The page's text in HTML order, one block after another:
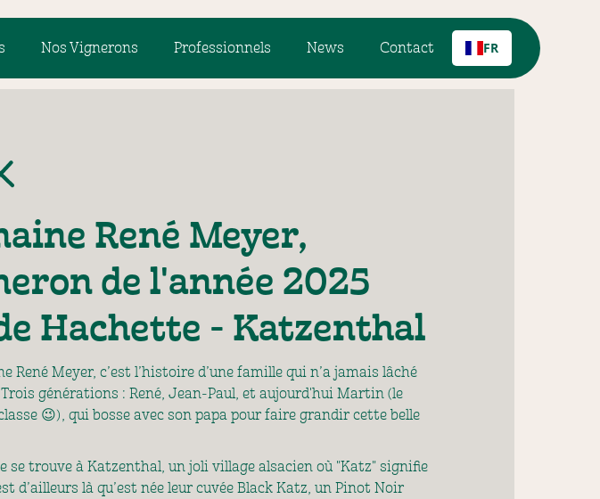
Nos Vignerons Professionnels News Contact FR
René Meyer,
de l'année 2025
Hachette - Katzenthal
René Meyer, c’est l’histoire d’une famille qui n’a jamais lâché
générations : René, Jean-Paul, et aujourd'hui Martin (le
😉), qui bosse avec son papa pour faire grandir cette belle
se trouve à Katzenthal, un joli village alsacien où "Katz" signifie
d’ailleurs là qu’est née leur cuvée Black Katz, un Pinot Noir